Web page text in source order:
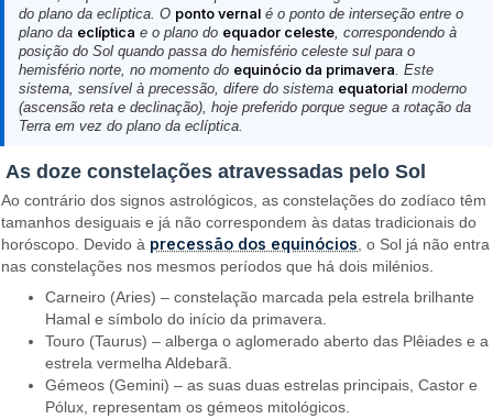
do plano da eclíptica. O ponto vernalé o ponto de interseção entre o
plano da eclíptica e o plano do equador celeste, correspondendo à
posição do Sol quando passa do hemisfério celeste sul para o
hemisfério norte, no momento do equinócio da primavera. Este
sistema, sensível à precessão, difere do sistema equatorialmoderno
(ascensão reta e declinação), hoje preferido porque segue a rotação da
Terra em vez do plano da eclíptica.
As doze constelações atravessadas pelo Sol
Ao contrário dos signos astrológicos, as constelações do zodíaco têm
tamanhos desiguais e já não correspondem às datas tradicionais do
horóscopo. Devido à precessão dos equinócios , o Sol já não entra
nas constelações nos mesmos períodos que há dois milénios.
Carneiro (Aries) – constelação marcada pela estrela brilhante
Hamal e símbolo do início da primavera.
Touro (Taurus) – alberga o aglomerado aberto das Plêiades e a
estrela vermelha Aldebarã.
Gémeos (Gemini) – as suas duas estrelas principais, Castor e
Pólux, representam os gémeos mitológicos.